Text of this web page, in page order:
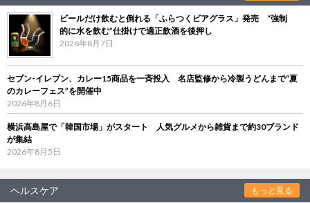
ビールだけ飲むと倒れる「ふらつくビアグラス」発売 “強制
的に水を飲む”仕掛けで適正飲酒を後押し
2026年8月7日
セブン‐イレブン、カレー15商品を一斉投入 名店監修から冷製うどんまで“夏
のカレーフェス”を開催中
2026年8月6日
横浜高島屋で「韓国市場」がスタート 人気グルメから雑貨まで約30ブランド
が集結
2026年8月5日
ヘルスケア もっと見る